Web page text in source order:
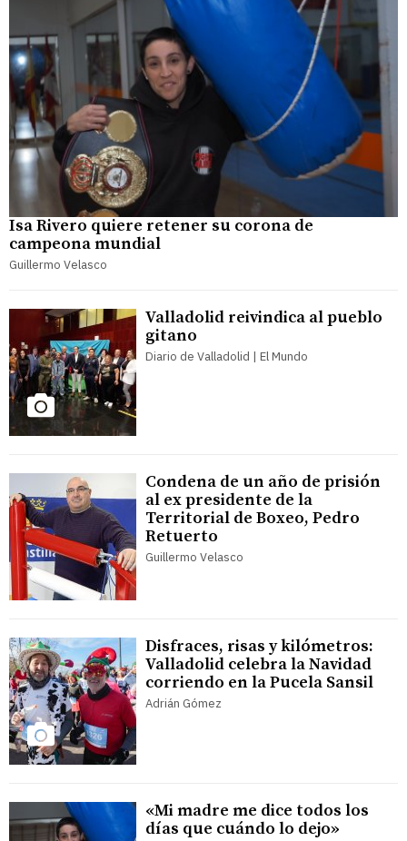
Isa Rivero quiere retener su corona de
campeona mundial
Guillermo Velasco
Valladolid reivindica al pueblo
gitano
Diario de Valladolid | El Mundo
Condena de un año de prisión
al ex presidente de la
Territorial de Boxeo, Pedro
Retuerto
Guillermo Velasco
Disfraces, risas y kilómetros:
Valladolid celebra la Navidad
corriendo en la Pucela Sansil
Adrián Gómez
«Mi madre me dice todos los
días que cuándo lo dejo»